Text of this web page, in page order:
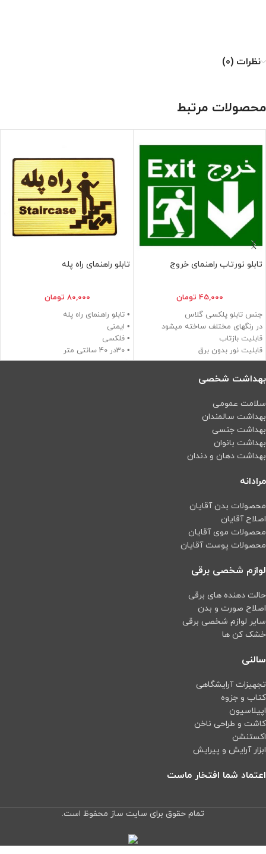
نظرات (0)
محصولات مرتبط
تابلو نورتاب راهنمای خروج
45,000 تومان
جنس تابلو پلکسی گلاس
در رنگهای مختلف ساخته میشود
قابلیت بازتاب
قابلیت نور بدون برق
مورد تایید سازمان آتش نشانی
تابلو راهنمای راه پله
80,000 تومان
• تابلو راهنمای راه پله
• ایمنی
• فلکسی
• 30در 40 سانتی متر
• دارای گواهی اصالت کالا
بهداشت شخصی
سلامت عمومی
بهداشت سالمندان
بهداشت جنسی
بهداشت بانوان
بهداشت دهان و دندان
مرادانه
محصولات بدن آقایان
اصلاح آقایان
محصولات موی آقایان
محصولات پوست آقایان
لوازم شخصی برقی
حالت دهنده های برقی
اصلاح صورت و بدن
سایر لوازم شخصی برقی
خشک کن ها
سالنی
تجهیزات آرایشگاهی
کتاب و جزوه
اپیلاسیون
کاشت و طراحی ناخن
اکستنشن
ابزار آرایش و پیرایش
اعتماد شما افتخار ماست
تمام حقوق برای سایت ساز محفوظ است.